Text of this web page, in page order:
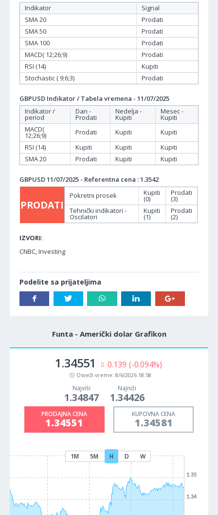
Indikator
Signal
SMA 20
Prodati
SMA 50
Prodati
SMA 100
Prodati
MACD( 12;26;9)
Prodati
RSI (14)
Kupiti
Stochastic ( 9;6;3)
Prodati
GBPUSD Indikator / Tabela vremena - 11/07/2025
Indikator /
period
Dan -
Prodati
Nedelja -
Kupiti
Mesec -
Kupiti
MACD(
12;26;9) Prodati Kupiti
Kupiti
RSI (14)
Kupiti Kupiti
Kupiti
SMA 20
Prodati Kupiti Kupiti
GBPUSD 11/07/2025 - Referentna cena : 1.3542
PRODATI
Pokretni prosek Kupiti
(0)
Prodati
(3)
Tehnički indikatori -
Oscilatori
Kupiti
(1)
Prodati
(2)
IZVORI:
CNBC, Investing
Podelite sa prijateljima
Funta - Američki dolar Grafikon
1.34551 0.139 (-0.094%)
Osveži vreme: 8/6/2026 18:58
Najviši
1.34847
Najniži
1.34426
PRODAJNA CENA
1.34551
KUPOVNA CENA
1.34581
1M 5M H D W
1.34
1.35